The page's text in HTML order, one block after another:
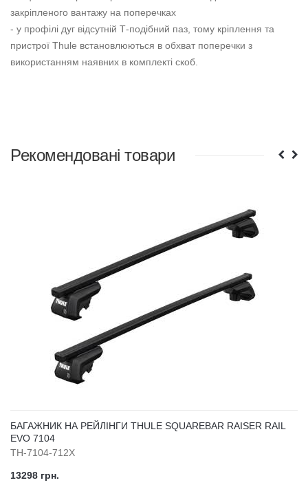
закріпленого вантажу на поперечках
- у профілі дуг відсутній Т-подібний паз, тому кріплення та
пристрої Thule встановлюються в обхват поперечки з
використанням наявних в комплекті скоб.
Рекомендовані товари
БАГАЖНИК НА РЕЙЛІНГИ THULE SQUAREBAR RAISER RAIL
EVO 7104
TH-7104-712X
13298 грн.